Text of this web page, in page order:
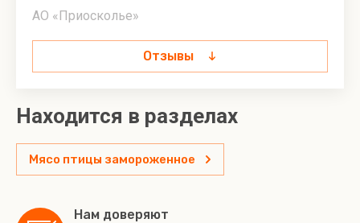
АО «Приосколье»
Отзывы
Находится в разделах
Мясо птицы замороженное
Нам доверяют